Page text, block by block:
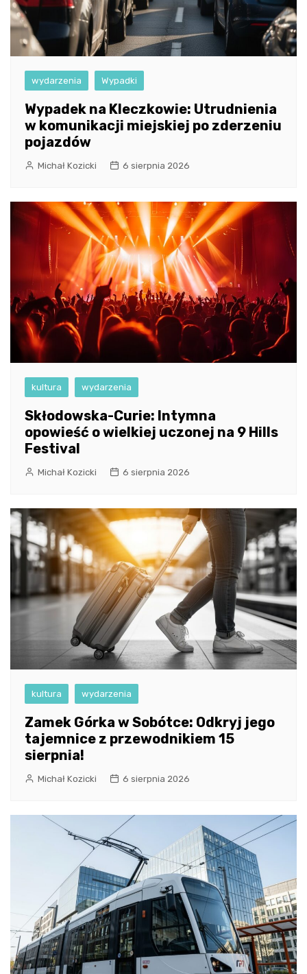
wydarzenia Wypadki
Wypadek na Kleczkowie: Utrudnienia
w komunikacji miejskiej po zderzeniu
pojazdów
Michał Kozicki 6 sierpnia 2026
kultura wydarzenia
Skłodowska-Curie: Intymna
opowieść o wielkiej uczonej na 9 Hills
Festival
Michał Kozicki 6 sierpnia 2026
kultura wydarzenia
Zamek Górka w Sobótce: Odkryj jego
tajemnice z przewodnikiem 15
sierpnia!
Michał Kozicki 6 sierpnia 2026